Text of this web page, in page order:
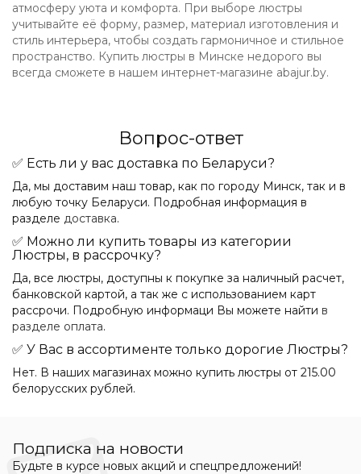
атмосферу уюта и комфорта. При выборе люстры
учитывайте её форму, размер, материал изготовления и
стиль интерьера, чтобы создать гармоничное и стильное
пространство. Купить люстры в Минске недорого вы
всегда сможете в нашем интернет-магазине abajur.by.
Вопрос-ответ
✅ Есть ли у вас доставка по Беларуси?
Да, мы доставим наш товар, как по городу Минск, так и в
любую точку Беларуси. Подробная информация в
разделе доставка.
✅ Можно ли купить товары из категории
Люстры, в рассрочку?
Да, все люстры, доступны к покупке за наличный расчет,
банковской картой, а так же с использованием карт
рассрочи. Подробную информаци Вы можете найти в
разделе оплата.
✅ У Вас в ассортименте только дорогие Люстры?
Нет. В наших магазинах можно купить люстры от 215.00
белорусских рублей.
Подписка на новости
Будьте в курсе новых акций и спецпредложений!